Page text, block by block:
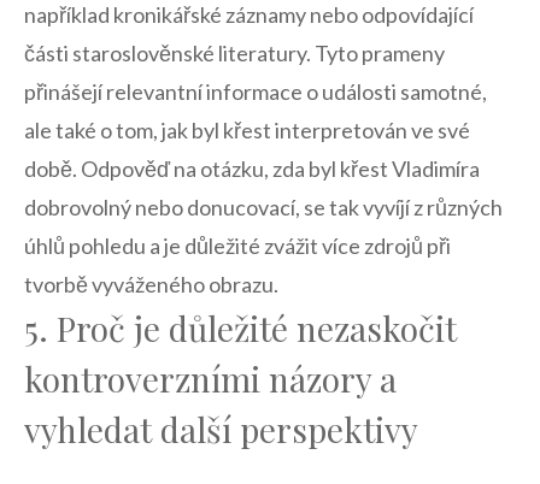
například kronikářské záznamy nebo odpovídající
části staroslověnské‍ literatury. Tyto prameny
přinášejí ​relevantní informace ⁢o události samotné,
ale⁣ také o tom, jak byl křest interpretován ve své
době. Odpověď na otázku, zda byl křest Vladimíra
dobrovolný nebo donucovací, se tak vyvíjí z ​různých
úhlů pohledu a je důležité ‌zvážit více zdrojů při
tvorbě vyváženého obrazu.
5. Proč je důležité nezaskočit
kontroverzními⁤ názory a
vyhledat další⁤ perspektivy